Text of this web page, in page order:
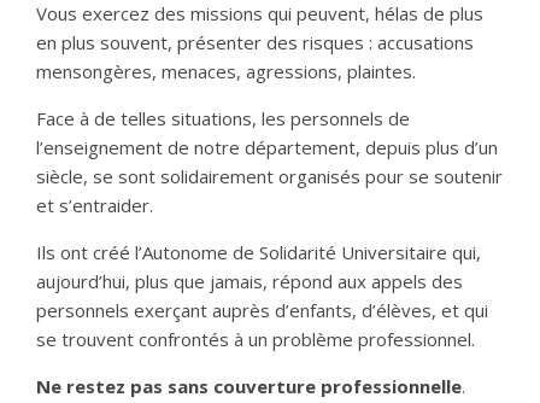
Vous exercez des missions qui peuvent, hélas de plus
en plus souvent, présenter des risques : accusations
mensongères, menaces, agressions, plaintes.
Face à de telles situations, les personnels de
l’enseignement de notre département, depuis plus d’un
siècle, se sont solidairement organisés pour se soutenir
et s’entraider.
Ils ont créé l’Autonome de Solidarité Universitaire qui,
aujourd’hui, plus que jamais, répond aux appels des
personnels exerçant auprès d’enfants, d’élèves, et qui
se trouvent confrontés à un problème professionnel.
Ne restez pas sans couverture professionnelle.